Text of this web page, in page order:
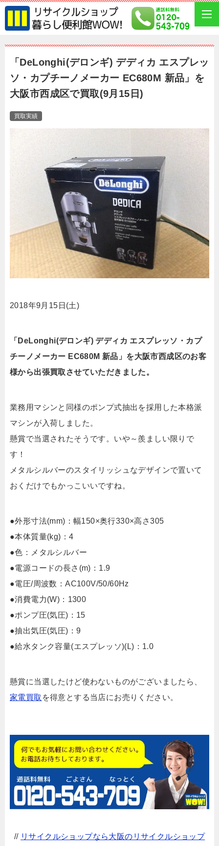
「DeLonghi(デロンギ) デディカ エスプレッ
ソ・カプチーノメーカー EC680M 新品」を
大阪市西成区で買取(9月15日)
買取実績
2018年9月15日(土)
「DeLonghi(デロンギ) デディカ エスプレッソ・カプ
チーノメーカー EC680M 新品」を大阪市西成区のお客
様から出張買取させていただきました。
業務用マシンと同様のポンプ式抽出を採用した本格派
マシンが入荷しました。
懸賞で当選されたそうです。いや～羨ましい限りで
す！
メタルシルバーのスタイリッシュなデザインで置いて
おくだけでもかっこいいですね。
●外形寸法(mm)：幅150×奥行330×高さ305
●本体質量(kg)：4
●色：メタルシルバー
●電源コードの長さ(m)：1.9
●電圧/周波数：AC100V/50/60Hz
●消費電力(W)：1300
●ポンプ圧(気圧)：15
●抽出気圧(気圧)：9
●給水タンク容量(エスプレッソ)(L)：1.0
懸賞に当選したけど使わないものがございましたら、
家電買取 を得意とする当店にお売りください。
// リサイクルショップなら大阪のリサイクルショップ